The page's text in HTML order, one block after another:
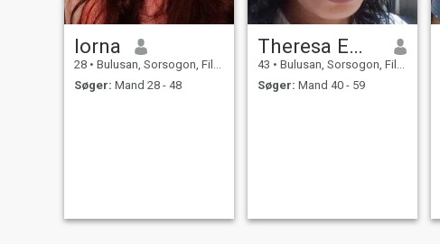
lorna
28 • Bulusan, Sorsogon, Filippinerne
Søger: Mand 28 - 48
Theresa Emberga
43 • Bulusan, Sorsogon, Filippinerne
Søger: Mand 40 - 59